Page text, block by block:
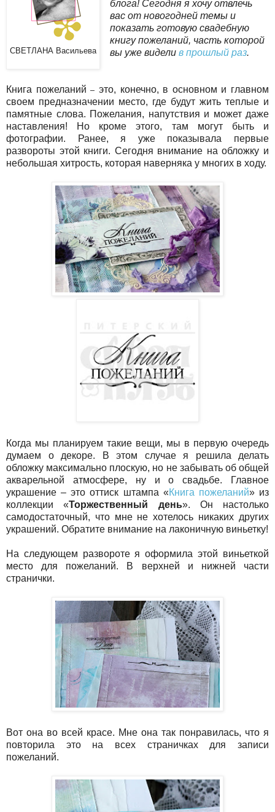
СВЕТЛАНА Васильева
блога! Сегодня я хочу отвлечь
вас от новогодней темы и
показать готовую свадебную
книгу пожеланий, часть которой
вы уже видели в прошлый раз.
Книга пожеланий– это, конечно, в основном и главном
своем предназначении место, где будут жить теплые и
памятные слова. Пожелания, напутствия и может даже
наставления! Но кроме этого, там могут быть и
фотографии. Ранее, я уже показывала первые
развороты этой книги. Сегодня внимание на обложку и
небольшая хитрость, которая наверняка у многих в ходу.
Когда мы планируем такие вещи, мы в первую очередь
думаем о декоре. В этом случае я решила делать
обложку максимально плоскую, но не забывать об общей
акварельной атмосфере, ну и о свадьбе. Главное
украшение – это оттиск штампа «Книга пожеланий» из
коллекции «Торжественный день». Он настолько
самодостаточный, что мне не хотелось никаких других
украшений. Обратите внимание на лаконичную виньетку!
На следующем развороте я оформила этой виньеткой
место для пожеланий. В верхней и нижней части
странички.
Вот она во всей красе. Мне она так понравилась, что я
повторила это на всех страничках для записи
пожеланий.